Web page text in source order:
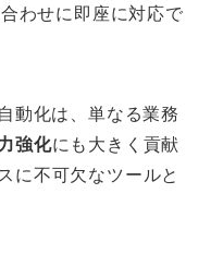
わせに即座に対応で
動化は、単なる業務
強化にも大きく貢献
に不可欠なツールと